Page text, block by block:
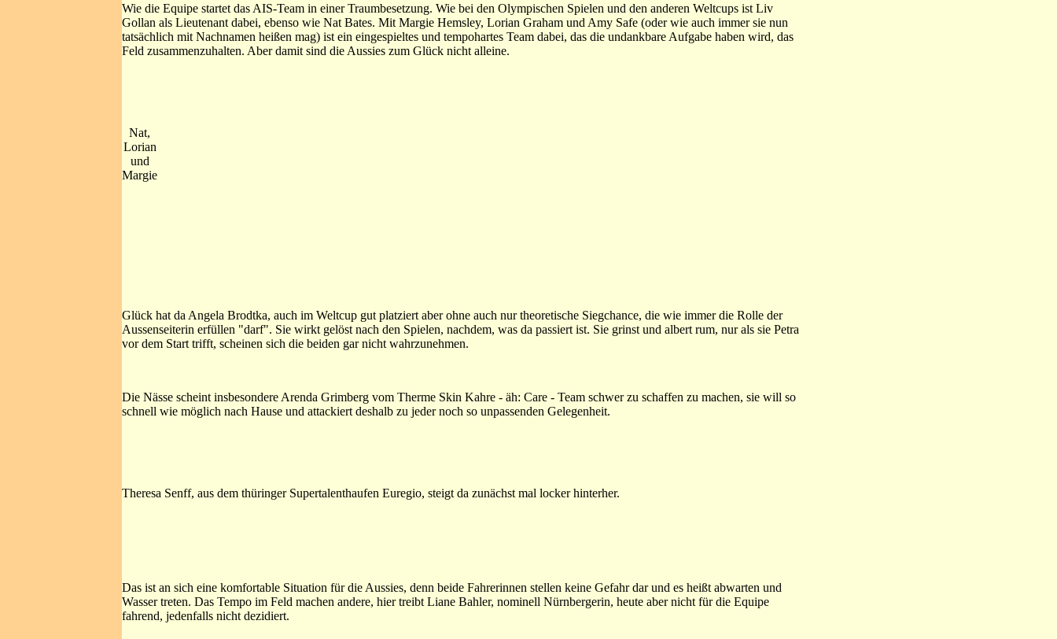
Wie die Equipe startet das AIS-Team in einer Traumbesetzung. Wie bei den Olympischen Spielen und den anderen Weltcups ist Liv
Gollan als Lieutenant dabei, ebenso wie Nat Bates. Mit Margie Hemsley, Lorian Graham und Amy Safe (oder wie auch immer sie nun
tatsächlich mit Nachnamen heißen mag) ist ein eingespieltes und tempohartes Team dabei, das die undankbare Aufgabe haben wird, das
Feld zusammenzuhalten. Aber damit sind die Aussies zum Glück nicht alleine.
Nat,
Lorian
und
Margie
Glück hat da Angela Brodtka, auch im Weltcup gut platziert aber ohne auch nur theoretische Siegchance, die wie immer die Rolle der
Aussenseiterin erfüllen "darf". Sie wirkt gelöst nach den Spielen, nachdem, was da passiert ist. Sie grinst und albert rum, nur als sie Petra
vor dem Start trifft, scheinen sich die beiden gar nicht wahrzunehmen.
Die Nässe scheint insbesondere Arenda Grimberg vom Therme Skin Kahre - äh: Care - Team schwer zu schaffen zu machen, sie will so
schnell wie möglich nach Hause und attackiert deshalb zu jeder noch so unpassenden Gelegenheit.
Theresa Senff, aus dem thüringer Supertalenthaufen Euregio, steigt da zunächst mal locker hinterher.
Das ist an sich eine komfortable Situation für die Aussies, denn beide Fahrerinnen stellen keine Gefahr dar und es heißt abwarten und
Wasser treten. Das Tempo im Feld machen andere, hier treibt Liane Bahler, nominell Nürnbergerin, heute aber nicht für die Equipe
fahrend, jedenfalls nicht dezidiert.